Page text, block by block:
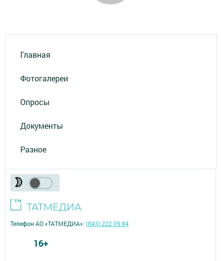
Главная
Фотогалереи
Опросы
Документы
Разное
Телефон АО «ТАТМЕДИА»:(843) 222 09 84
16+